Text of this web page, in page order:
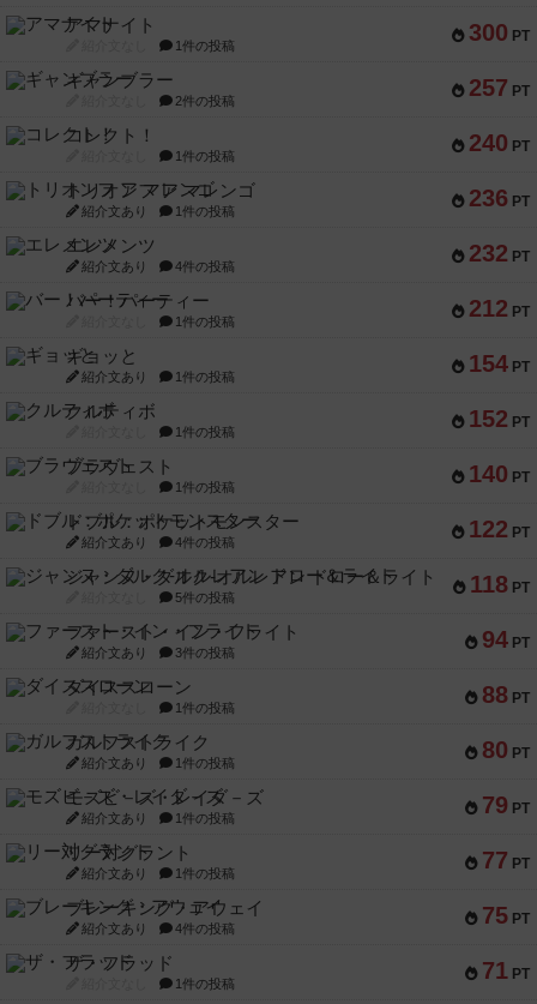
300 PT
アマナイト
1件の投稿
257 PT
ギャンブラー
2件の投稿
240 PT
コレクト！
1件の投稿
236 PT
トリオンフ ア マレンゴ
紹介文あり 1件の投稿
232 PT
エレメンツ
紹介文あり 4件の投稿
212 PT
バー！パーティー
1件の投稿
154 PT
ギョッと
紹介文あり 1件の投稿
152 PT
クルティボ
1件の投稿
140 PT
ブラヴェスト
1件の投稿
122 PT
ドブル：ポケットモンスター
紹介文あり 4件の投稿
118 PT
ジャンヌ・ダルク-オルレアン ドロー＆ライト
5件の投稿
94 PT
ファースト・イン・フライト
紹介文あり 3件の投稿
88 PT
ダイススローン
1件の投稿
80 PT
ガルフストライク
紹介文あり 1件の投稿
79 PT
モズビ－ズ・レイダ－ズ
紹介文あり 1件の投稿
77 PT
リー対グラント
紹介文あり 1件の投稿
75 PT
ブレーキング・アウェイ
紹介文あり 4件の投稿
71 PT
ザ・フラッド
1件の投稿